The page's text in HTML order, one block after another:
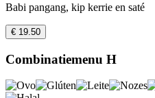
Babi pangang, kip kerrie en saté
€ 19.50
Combinatiemenu H